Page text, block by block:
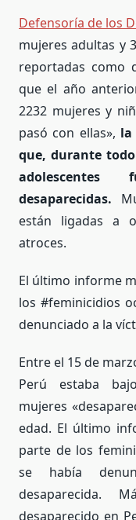
Defensoría de los
mujeres adultas y
reportadas como
que el año
2232 mujeres y
pasó con ellas», la
que, durante
adolescentes
desaparecidas.
están ligadas a
atroces.
El último informe
los #feminicidios
denunciado a la
Entre el 15 de
Perú estaba
mujeres
edad. El último
parte de los
se había
desaparecida.
desaparecido en